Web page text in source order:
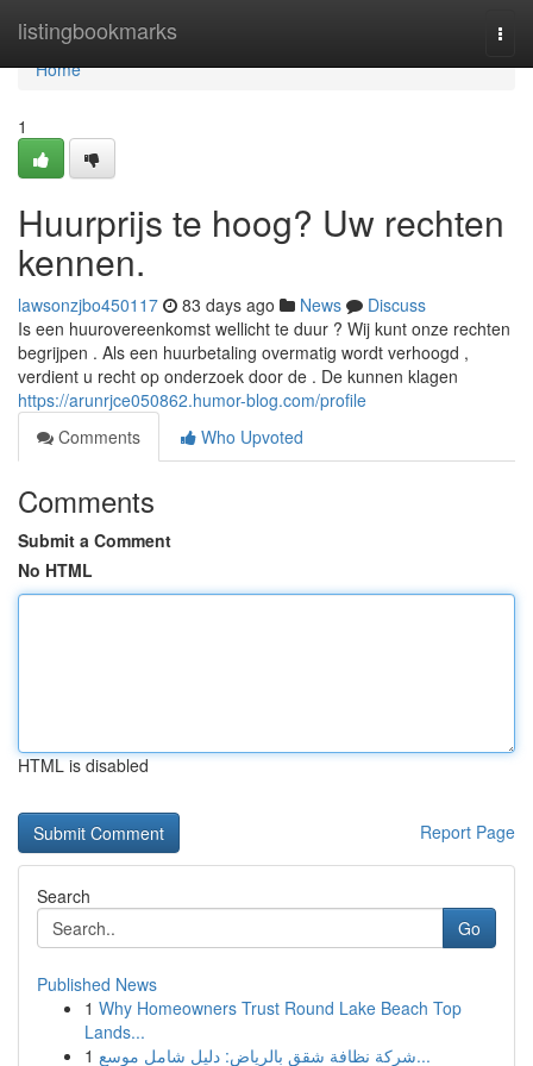
listingbookmarks
Home
Home
1
Huurprijs te hoog? Uw rechten
kennen.
lawsonzjbo450117 83 days ago News
Discuss
Is een huurovereenkomst wellicht te duur ? Wij kunt onze rechten
begrijpen . Als een huurbetaling overmatig wordt verhoogd ,
verdient u recht op onderzoek door de . De kunnen klagen
https://arunrjce050862.humor-blog.com/profile
Comments
Who Upvoted
Comments
Submit a Comment
No HTML
HTML is disabled
Report Page
Search
Go
Published News
1 Why Homeowners Trust Round Lake Beach Top
Lands...
1
شركة نظافة شقق بالرياض: دليل شامل موسع...